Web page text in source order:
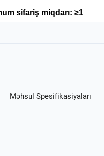
sifariş miqdarı: ≥1
Məhsul Spesifikasiyaları